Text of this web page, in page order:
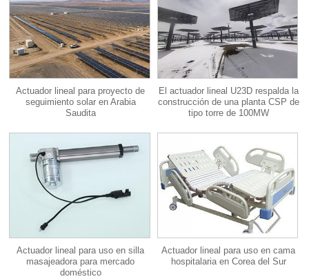
Actuador lineal para proyecto de
seguimiento solar en Arabia
Saudita
El actuador lineal U23D respalda la
construcción de una planta CSP de
tipo torre de 100MW
Actuador lineal para uso en silla
masajeadora para mercado
doméstico
Actuador lineal para uso en cama
hospitalaria en Corea del Sur